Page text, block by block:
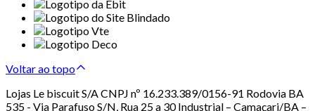
Voltar ao topo
Lojas Le biscuit S/A CNPJ nº 16.233.389/0156-91 Rodovia BA
535 - Via Parafuso S/N, Rua 25 a 30 Industrial – Camaçari/BA –